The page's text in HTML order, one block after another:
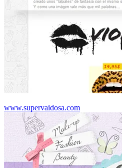
www.supervaidosa.com